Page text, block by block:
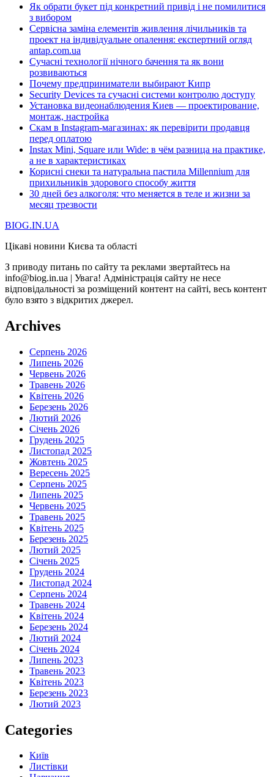
Як обрати букет під конкретний привід і не помилитися
з вибором
Сервісна заміна елементів живлення лічильників та
проект на індивідуальне опалення: експертний огляд
antap.com.ua
Сучасні технології нічного бачення та як вони
розвиваються
Почему предприниматели выбирают Кипр
Security Devices та сучасні системи контролю доступу
Установка видеонаблюдения Киев — проектирование,
монтаж, настройка
Скам в Instagram-магазинах: як перевірити продавця
перед оплатою
Instax Mini, Square или Wide: в чём разница на практике,
а не в характеристиках
Корисні снеки та натуральна пастила Millennium для
прихильників здорового способу життя
30 дней без алкоголя: что меняется в теле и жизни за
месяц трезвости
BIOG.IN.UA
Цікаві новини Києва та області
З приводу питань по сайту та реклами звертайтесь на
info@biog.in.ua | Увага! Адміністрація сайту не несе
відповідальності за розміщений контент на сайті, весь контент
було взято з відкритих джерел.
Archives
Серпень 2026
Липень 2026
Червень 2026
Травень 2026
Квітень 2026
Березень 2026
Лютий 2026
Січень 2026
Грудень 2025
Листопад 2025
Жовтень 2025
Вересень 2025
Серпень 2025
Липень 2025
Червень 2025
Травень 2025
Квітень 2025
Березень 2025
Лютий 2025
Січень 2025
Грудень 2024
Листопад 2024
Серпень 2024
Травень 2024
Квітень 2024
Березень 2024
Лютий 2024
Січень 2024
Липень 2023
Травень 2023
Квітень 2023
Березень 2023
Лютий 2023
Categories
Київ
Листівки